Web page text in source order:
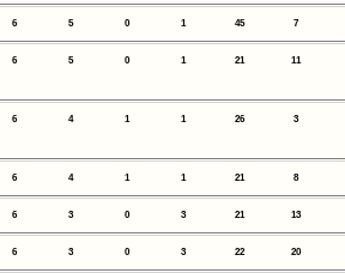
6 5 0 1 45 7
6 5 0 1 21 11
6 4 1 1 26 3
6 4 1 1 21 8
6 3 0 3 21 13
6 3 0 3 22 20